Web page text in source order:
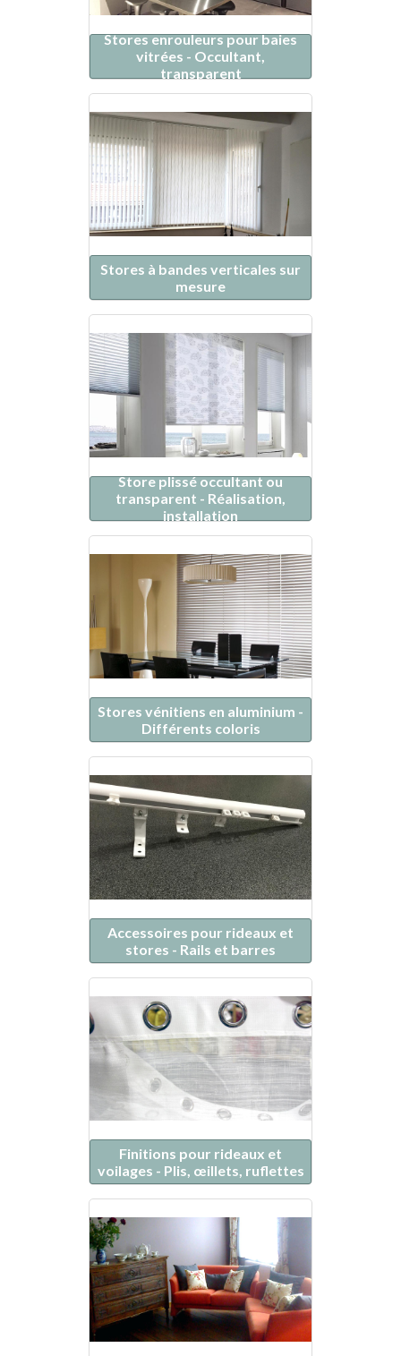
Stores enrouleurs pour baies
vitrées - Occultant,
transparent
Stores à bandes verticales sur
mesure
Store plissé occultant ou
transparent - Réalisation,
installation
Stores vénitiens en aluminium -
Différents coloris
Accessoires pour rideaux et
stores - Rails et barres
Finitions pour rideaux et
voilages - Plis, œillets, ruflettes